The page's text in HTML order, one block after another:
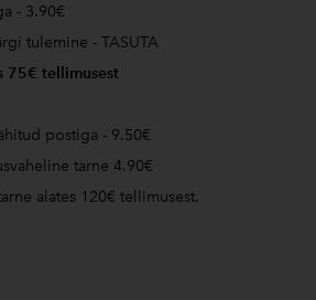
- 3.90€
tulemine - TASUTA
75€ tellimusest
postiga - 9.50€
tarne 4.90€
alates 120€ tellimusest.